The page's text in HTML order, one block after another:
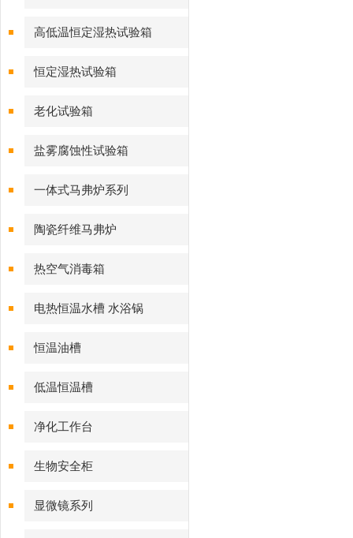
高低温恒定湿热试验箱
恒定湿热试验箱
老化试验箱
盐雾腐蚀性试验箱
一体式马弗炉系列
陶瓷纤维马弗炉
热空气消毒箱
电热恒温水槽 水浴锅
恒温油槽
低温恒温槽
净化工作台
生物安全柜
显微镜系列